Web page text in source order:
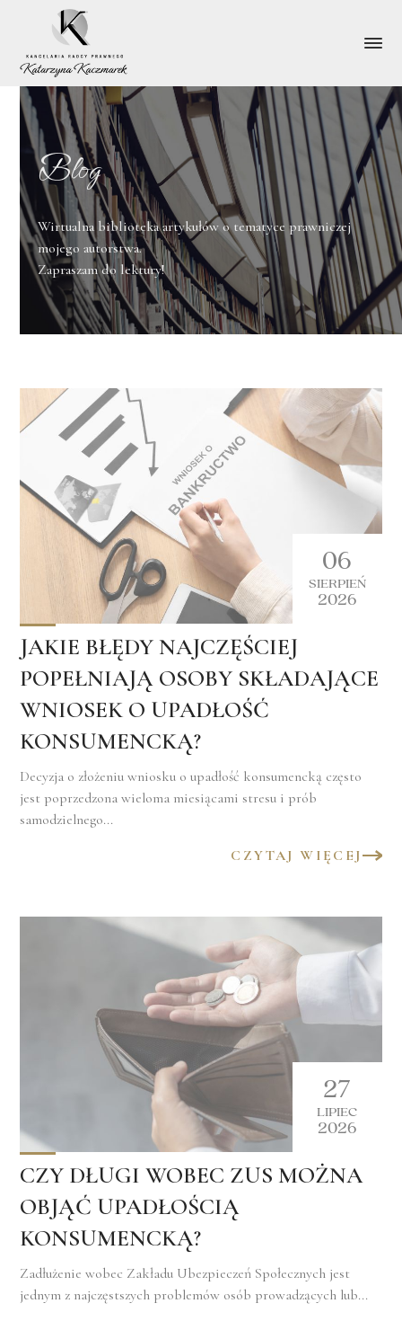
Kancelaria
Współpraca
Usługi
Specjalizacje
Blog
Kontakt
Blog
Wirtualna biblioteka artykułów o tematyce prawniczej
mojego autorstwa.
Zapraszam do lektury!
06
SIERPIEŃ
2026
JAKIE BŁĘDY NAJCZĘŚCIEJ
POPEŁNIAJĄ OSOBY SKŁADAJĄCE
WNIOSEK O UPADŁOŚĆ
KONSUMENCKĄ?
Decyzja o złożeniu wniosku o upadłość konsumencką często
jest poprzedzona wieloma miesiącami stresu i prób
samodzielnego...
CZYTAJ WIĘCEJ
27
LIPIEC
2026
CZY DŁUGI WOBEC ZUS MOŻNA
OBJĄĆ UPADŁOŚCIĄ
KONSUMENCKĄ?
Zadłużenie wobec Zakładu Ubezpieczeń Społecznych jest
jednym z najczęstszych problemów osób prowadzących lub...